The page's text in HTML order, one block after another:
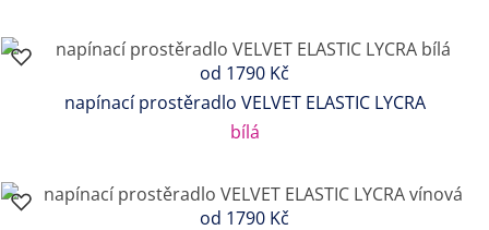
od 1790 Kč
napínací prostěradlo VELVET ELASTIC LYCRA
bílá
od 1790 Kč